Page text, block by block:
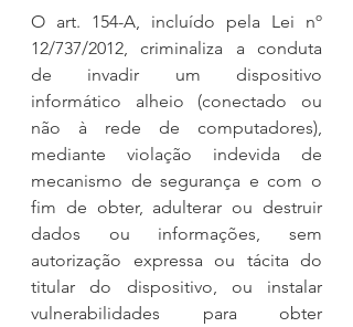
O art. 154-A, incluído pela Lei nº
12/737/2012, criminaliza a conduta
de invadir um dispositivo
informático alheio (conectado ou
não à rede de computadores),
mediante violação indevida de
mecanismo de segurança e com o
fim de obter, adulterar ou destruir
dados ou informações, sem
autorização expressa ou tácita do
titular do dispositivo, ou instalar
vulnerabilidades para obter